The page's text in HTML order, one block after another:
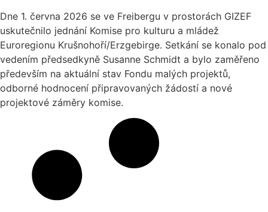
Dne 1. června 2026 se ve Freibergu v prostorách GIZEF
uskutečnilo jednání Komise pro kulturu a mládež
Euroregionu Krušnohoří/Erzgebirge. Setkání se konalo pod
vedením předsedkyně Susanne Schmidt a bylo zaměřeno
především na aktuální stav Fondu malých projektů,
odborné hodnocení připravovaných žádostí a nové
projektové záměry komise.